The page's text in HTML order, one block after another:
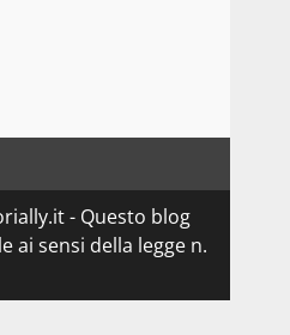
- Questo blog
sensi della legge n.